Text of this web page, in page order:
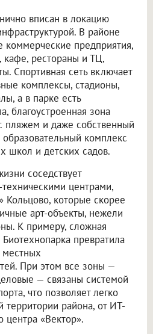
вписан в локацию
В районе
коммерческие предприятия,
кафе, рестораны и ТЦ,
Спортивная сеть включает
комплексы, стадионы,
а в парке есть
благоустроенная зона
пляжем и даже собственный
комплекс
школ и детских садов.
соседствует
центрами,
которые скорее
арт-объекты, нежели
К примеру, сложная
превратила
местных
При этом все зоны —
— связаны системой
что позволяет легко
территории района, от ИТ-
центра «Вектор».